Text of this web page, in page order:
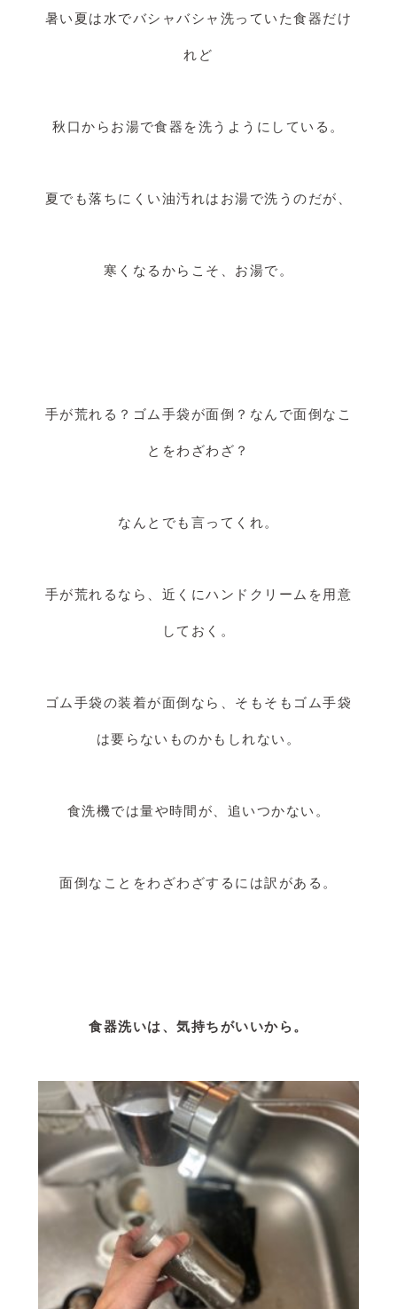
暑い夏は水でバシャバシャ洗っていた食器だけ
れど
秋口からお湯で食器を洗うようにしている。
夏でも落ちにくい油汚れはお湯で洗うのだが、
寒くなるからこそ、お湯で。
手が荒れる？ゴム手袋が面倒？なんで面倒なこ
とをわざわざ？
なんとでも言ってくれ。
手が荒れるなら、近くにハンドクリームを用意
しておく。
ゴム手袋の装着が面倒なら、そもそもゴム手袋
は要らないものかもしれない。
食洗機では量や時間が、追いつかない。
面倒なことをわざわざするには訳がある。
食器洗いは、気持ちがいいから。